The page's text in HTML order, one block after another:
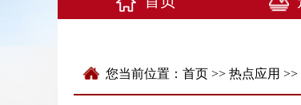
您当前位置： 首页 >> 热点应用 >>